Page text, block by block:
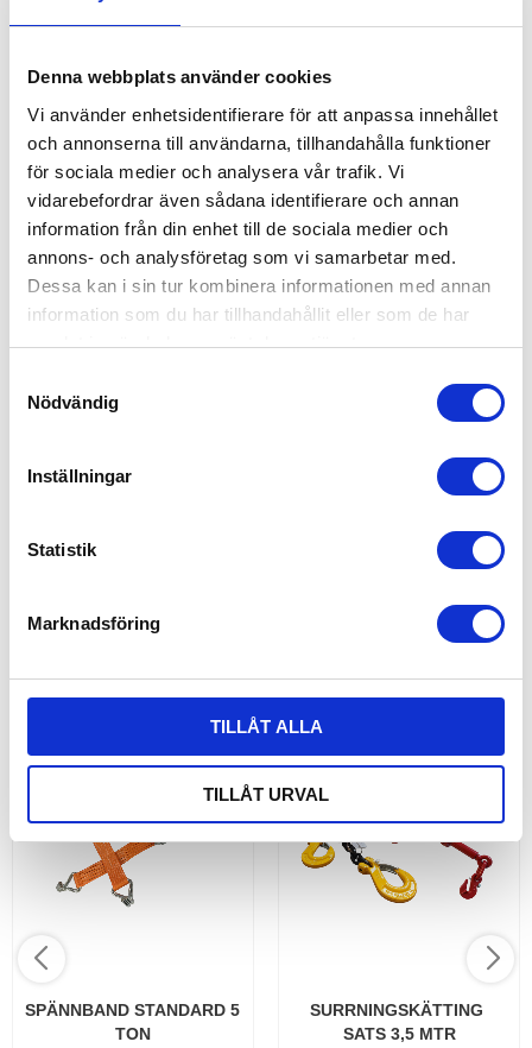
Denna webbplats använder cookies
Vi använder enhetsidentifierare för att anpassa innehållet
och annonserna till användarna, tillhandahålla funktioner
för sociala medier och analysera vår trafik. Vi
vidarebefordrar även sådana identifierare och annan
information från din enhet till de sociala medier och
annons- och analysföretag som vi samarbetar med.
Dessa kan i sin tur kombinera informationen med annan
information som du har tillhandahållit eller som de har
samlat in när du har använt deras tjänster.
Nödvändig
Inställningar
Statistik
Marknadsföring
TILLÅT ALLA
TILLÅT URVAL
RELATERADE PRODUKTER
WARRIOR WINCHES TITAN
12V | Finns med dragkapacitet
1,1 ton, 1,5 ton 2,0 ton och 2,7
3 650,00
WARRIOR WINCHES
TROJAN PORTABEL
Portabel vinsch 12V | Stållina
eller syntetlina
KR
SPÄNNBAND STANDARD 5
TON
SURRNINGSKÄTTING
SATS 3,5 MTR